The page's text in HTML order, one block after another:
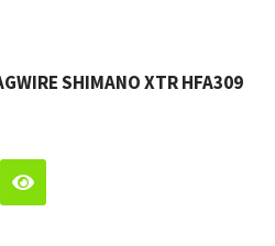
SHIMANO XTR HFA309